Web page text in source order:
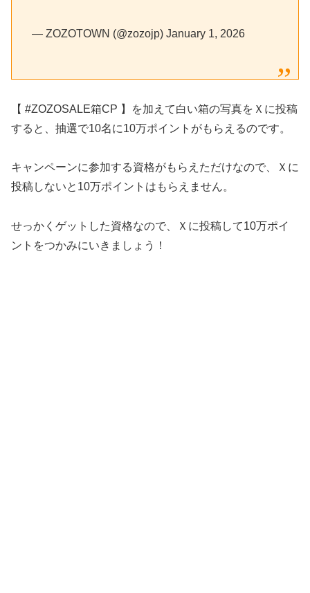
— ZOZOTOWN (@zozojp) January 1, 2026
【 #ZOZOSALE箱CP 】を加えて白い箱の写真をＸに投稿
すると、抽選で10名に10万ポイントがもらえるのです。
キャンペーンに参加する資格がもらえただけなので、Ｘに
投稿しないと10万ポイントはもらえません。
せっかくゲットした資格なので、Ｘに投稿して10万ポイ
ントをつかみにいきましょう！